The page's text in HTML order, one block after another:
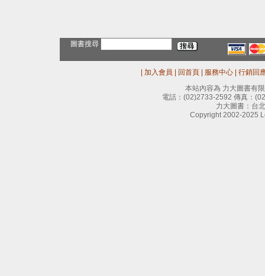
圖書搜尋
加入會員 回首頁 服務中心
行銷回
本站內容為 力大圖書有
電話： (02)2733-2592 傳真：
力大圖書：台
Copyright 2002-2025